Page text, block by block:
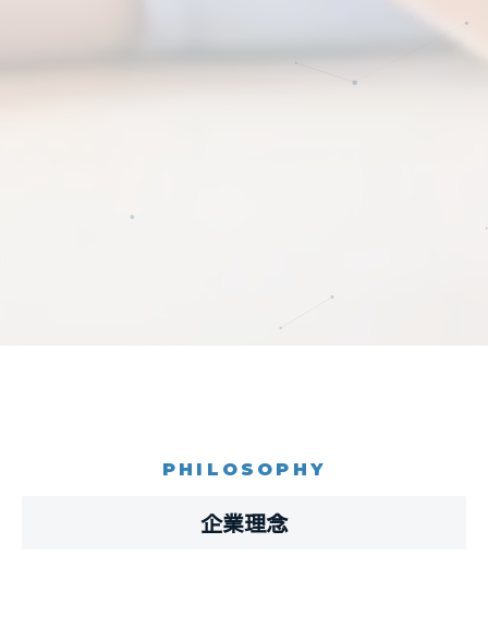
PHILOSOPHY
企業理念